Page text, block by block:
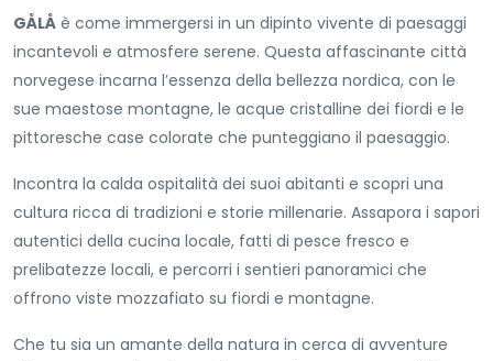
GÅLÅ è come immergersi in un dipinto vivente di paesaggi
incantevoli e atmosfere serene. Questa affascinante città
norvegese incarna l’essenza della bellezza nordica, con le
sue maestose montagne, le acque cristalline dei fiordi e le
pittoresche case colorate che punteggiano il paesaggio.
Incontra la calda ospitalità dei suoi abitanti e scopri una
cultura ricca di tradizioni e storie millenarie. Assapora i sapori
autentici della cucina locale, fatti di pesce fresco e
prelibatezze locali, e percorri i sentieri panoramici che
offrono viste mozzafiato su fiordi e montagne.
Che tu sia un amante della natura in cerca di avventure